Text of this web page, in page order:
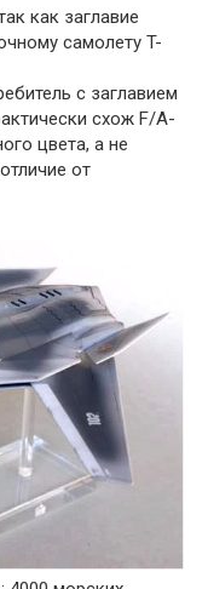
как заглавие
самолету T-
с заглавием
схож F/A-
цвета, а не
от